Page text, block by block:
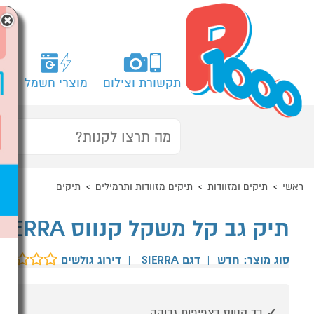
תקשורת וצילום מוצרי חשמל
ראשי תיקים ומזוודות תיקים מזוודות ותרמילים תיקים
תיק גב קל משקל קנווס SIERRA מבית TREKGEAR
סוג מוצר: חדש | דגם SIERRA | דירוג גולשים
×